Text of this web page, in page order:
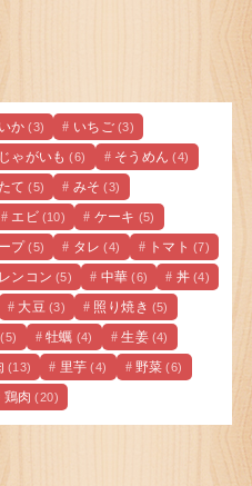
いか (3) いちご (3)
じゃがいも (6) そうめん (4)
て (5) みそ (3)
エビ (10) ケーキ (5)
プ (5) タレ (4) トマト (7)
レンコン (5) 中華 (6) 丼 (4)
大豆 (3) 照り焼き (5)
(5) 牡蠣 (4) 生姜 (4)
(13) 里芋 (4) 野菜 (6)
鶏肉 (20)